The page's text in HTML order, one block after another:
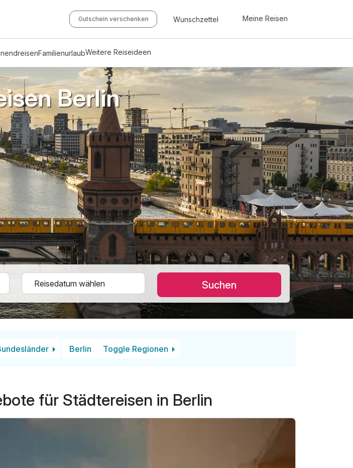
Gutschein verschenken Wunschzettel Meine Reisen
FamilienurlaubWeitere Reiseideen
Berlin
Suchen
Berlin Toggle Regionen
für Städtereisen in Berlin